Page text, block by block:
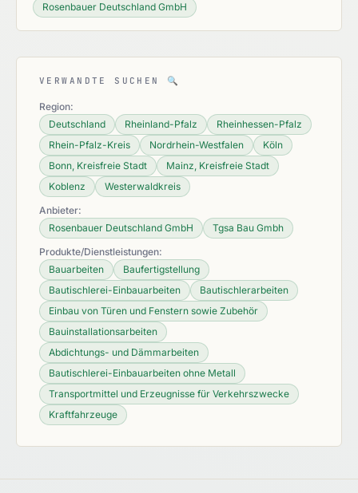
Rosenbauer Deutschland GmbH
VERWANDTE SUCHEN 🔍
Region:
Deutschland
Rheinland-Pfalz
Rheinhessen-Pfalz
Rhein-Pfalz-Kreis
Nordrhein-Westfalen
Köln
Bonn, Kreisfreie Stadt
Mainz, Kreisfreie Stadt
Koblenz
Westerwaldkreis
Anbieter:
Rosenbauer Deutschland GmbH
Tgsa Bau Gmbh
Produkte/Dienstleistungen:
Bauarbeiten
Baufertigstellung
Bautischlerei-Einbauarbeiten
Bautischlerarbeiten
Einbau von Türen und Fenstern sowie Zubehör
Bauinstallationsarbeiten
Abdichtungs- und Dämmarbeiten
Bautischlerei-Einbauarbeiten ohne Metall
Transportmittel und Erzeugnisse für Verkehrszwecke
Kraftfahrzeuge